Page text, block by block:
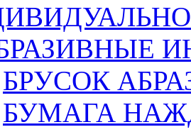
БРУСОК
БУМАГА